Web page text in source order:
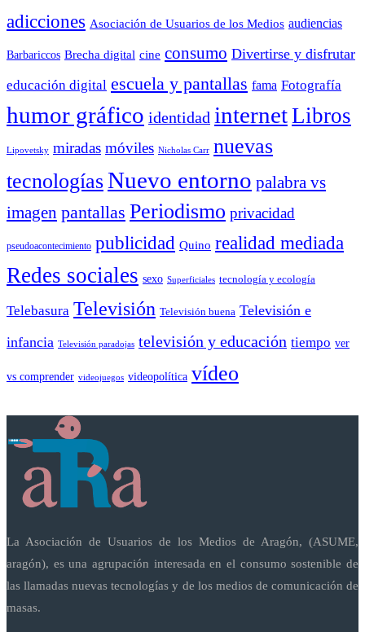
adicciones Asociación de Usuarios de los Medios audiencias
Barbariccos Brecha digital cine consumo Divertirse y disfrutar
educación digital escuela y pantallas fama Fotografía
humor gráfico identidad internetLibros
Lipovetsky miradas móviles Nicholas Carr nuevas
tecnologíasNuevo entorno palabra vs
imagen pantallas Periodismo privacidad
pseudoacontecimiento publicidad Quino realidad mediada
Redes sociales sexo Superficiales tecnología y ecología
Telebasura Televisión Televisión buena Televisión e
infancia Televisión paradojas televisión y educación tiempo ver
vs comprender videojuegos videopolítica vídeo
La Asociación de Usuarios de los Medios de Aragón, (ASUME,
aragón), es una agrupación interesada en el consumo sostenible de
las llamadas nuevas tecnologías y de los medios de comunicación de
masas.